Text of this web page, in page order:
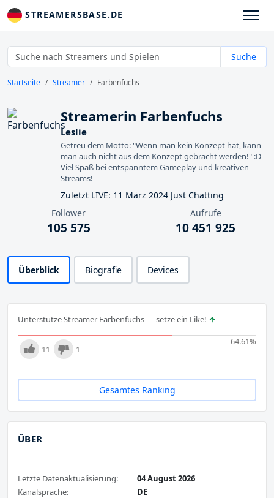
STREAMERSBASE.DE
Suche
Startseite Streamer Farbenfuchs
Streamerin Farbenfuchs
Leslie
Getreu dem Motto: "Wenn man kein Konzept hat, kann
man auch nicht aus dem Konzept gebracht werden!" :D -
Viel Spaß bei entspanntem Gameplay und kreativen
Streams!
Zuletzt LIVE: 11 März 2024 Just Chatting
Follower
105 575
Aufrufe
10 451 925
Überblick Biografie Devices
Unterstütze Streamer Farbenfuchs — setze ein Like!
64.61%
11 1
Gesamtes Ranking
ÜBER
Letzte Datenaktualisierung:
04 August 2026
Kanalsprache:
DE